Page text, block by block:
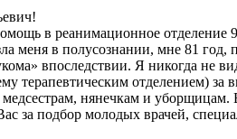
в реанимационное
меня в полусознании, мне 81
впоследствии. Я никогда
терапевтическим отделением)
нянечкам и уборщицам.
за подбор молодых врачей,